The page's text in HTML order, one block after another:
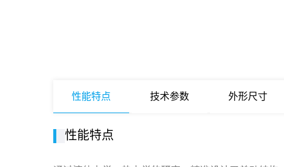
性能特点 技术参数 外形尺寸
性能特点